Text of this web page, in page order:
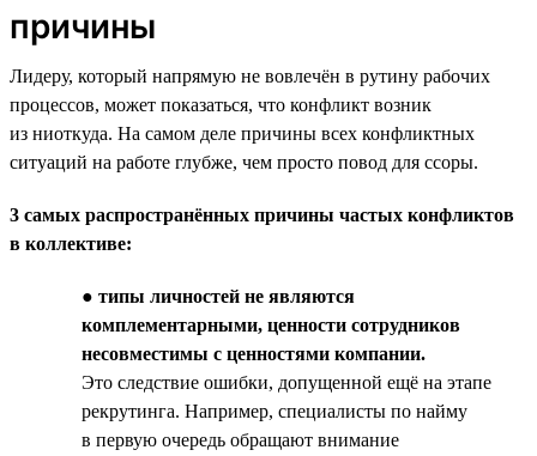
причины
Лидеру, который напрямую не вовлечён в рутину рабочих
процессов, может показаться, что конфликт возник
из ниоткуда. На самом деле причины всех конфликтных
ситуаций на работе глубже, чем просто повод для ссоры.
3 самых распространённых причины частых конфликтов
в коллективе:
● типы личностей не являются
комплементарными, ценности сотрудников
несовместимы с ценностями компании.
Это следствие ошибки, допущенной ещё на этапе
рекрутинга. Например, специалисты по найму
в первую очередь обращают внимание